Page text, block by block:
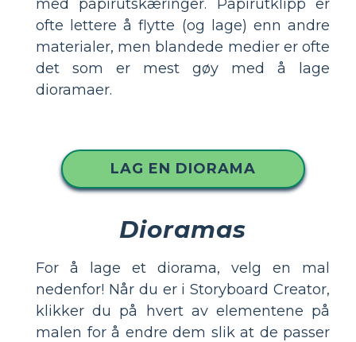
med papirutskæringer. Papirutklipp er
ofte lettere å flytte (og lage) enn andre
materialer, men blandede medier er ofte
det som er mest gøy med å lage
dioramaer.
LAG EN DIORAMA
Dioramas
For å lage et diorama, velg en mal
nedenfor! Når du er i Storyboard Creator,
klikker du på hvert av elementene på
malen for å endre dem slik at de passer